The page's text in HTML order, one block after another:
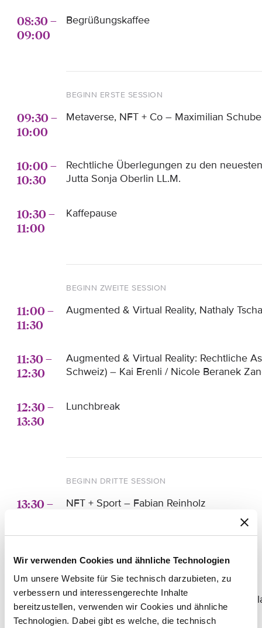
Wir verwenden Cookies und ähnliche Technologien
Um unsere Website für Sie technisch darzubieten, zu
verbessern und interessengerechte Inhalte
bereitzustellen, verwenden wir Cookies und ähnliche
Technologien. Dabei gibt es welche, die technisch
08:30 –
09:00
Begrüßungskaffee
BEGINN ERSTE SESSION
09:30 –
10:00
Metaverse, NFT + Co – Maximilian
10:00 –
10:30
Rechtliche Überlegungen zu den
Jutta Sonja Oberlin LL.M.
10:30 –
11:00
Kaffepause
BEGINN ZWEITE SESSION
11:00 –
11:30
Augmented & Virtual Reality, Nathaly
11:30 –
12:30
Augmented & Virtual Reality: Rechtliche
Schweiz) – Kai Erenli / Nicole Beranek
12:30 –
13:30
Lunchbreak
BEGINN DRITTE SESSION
13:30 –
NFT + Sport – Fabian Reinholz
14:30
14:30 –
15:00
Rechtliche Aspekte im Gaming – Simon